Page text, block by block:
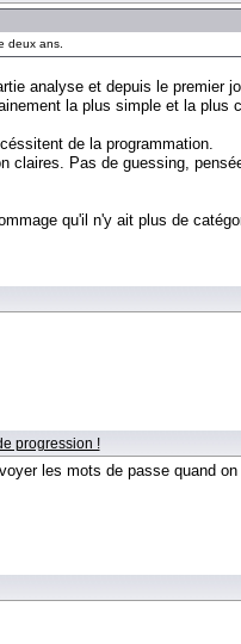
deux ans.
analyse et depuis le premier
la plus simple et la plus
de la programmation.
Pas de guessing,
qu'il n'y ait plus de
progression !
les mots de passe quand